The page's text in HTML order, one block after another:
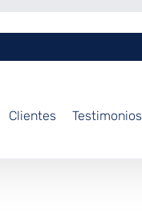
Clientes Testimonios